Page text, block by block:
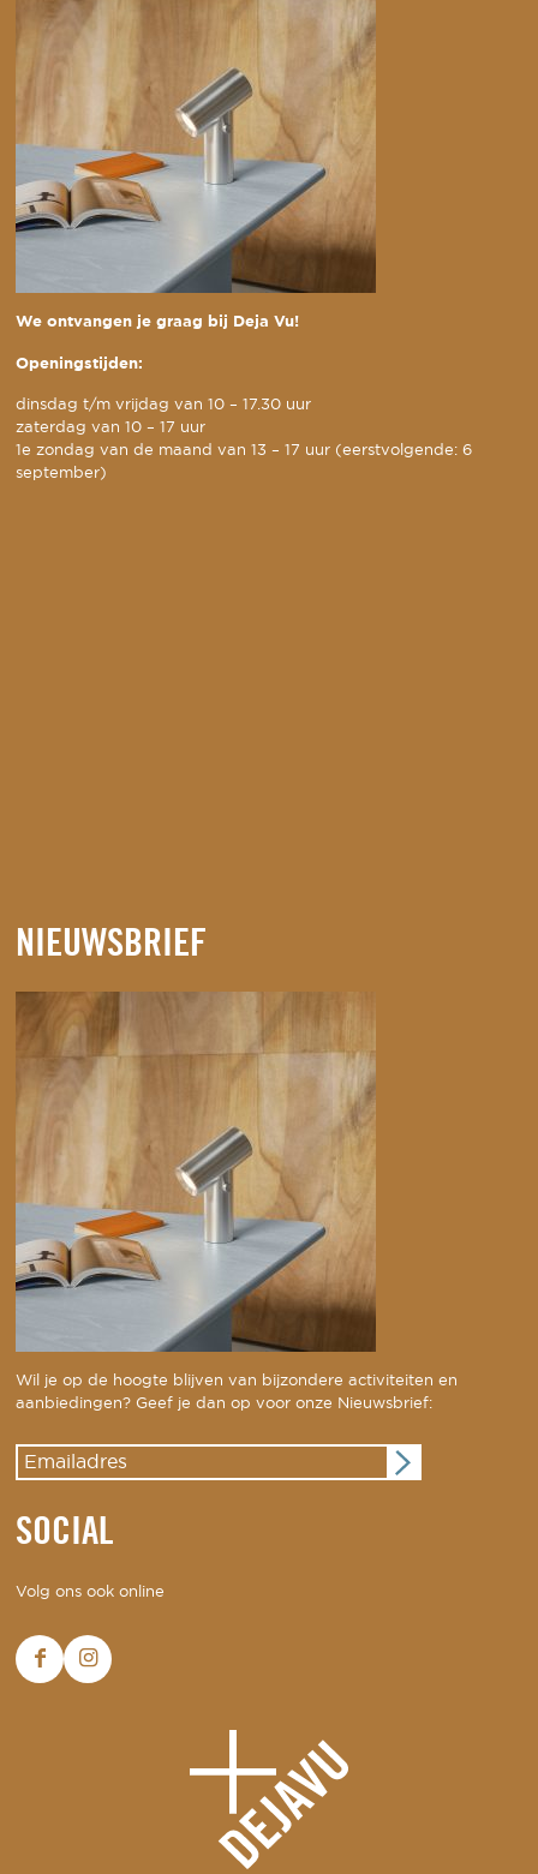
We ontvangen je graag bij Deja Vu!
Openingstijden:
dinsdag t/m vrijdag van 10 – 17.30 uur
zaterdag van 10 – 17 uur
1e zondag van de maand van 13 – 17 uur (eerstvolgende: 6
september)
NIEUWSBRIEF
Wil je op de hoogte blijven van bijzondere activiteiten en
aanbiedingen? Geef je dan op voor onze Nieuwsbrief:
SOCIAL
Volg ons ook online